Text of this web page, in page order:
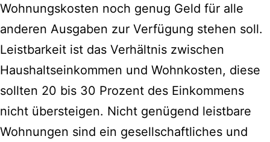
Wohnungskosten noch genug Geld für alle
anderen Ausgaben zur Verfügung stehen soll.
Leistbarkeit ist das Verhältnis zwischen
Haushaltseinkommen und Wohnkosten, diese
sollten 20 bis 30 Prozent des Einkommens
nicht übersteigen. Nicht genügend leistbare
Wohnungen sind ein gesellschaftliches und